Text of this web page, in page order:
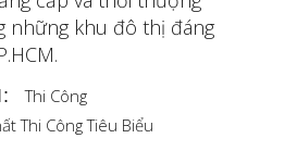
những khu đô thị đáng
Thi Công
Thi Công Tiêu Biểu